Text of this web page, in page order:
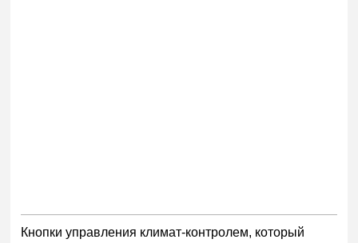
Кнопки управления климат-контролем, который